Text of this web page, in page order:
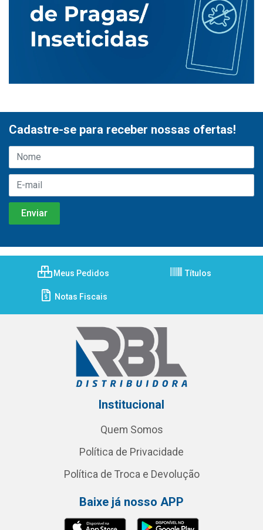
Cadastre-se para receber nossas ofertas!
Meus Pedidos Títulos
Notas Fiscais
Institucional
Quem Somos
Política de Privacidade
Política de Troca e Devolução
Baixe já nosso APP